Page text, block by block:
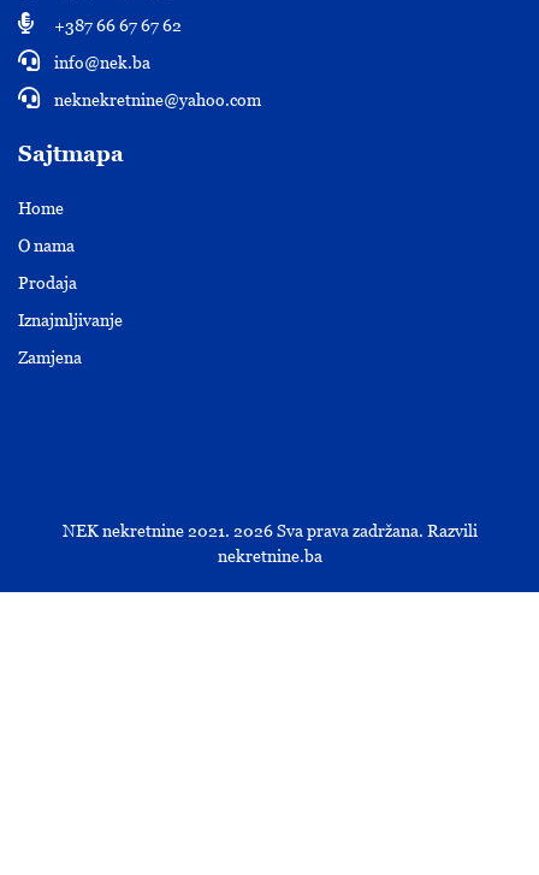
+387 66 67 67 62
info@nek.ba
neknekretnine@yahoo.com
Sajtmapa
Home
O nama
Prodaja
Iznajmljivanje
Zamjena
NEK nekretnine 2021. 2026Sva prava zadržana. Razvili
nekretnine.ba